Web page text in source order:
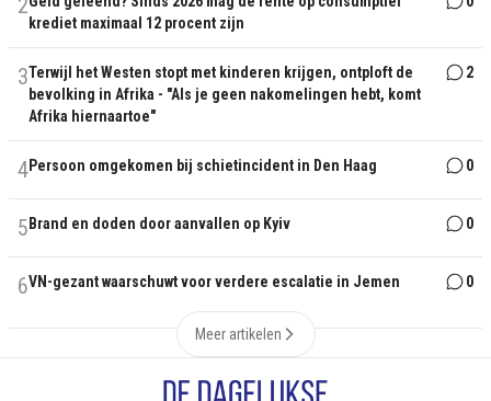
2
krediet maximaal 12 procent zijn
3Terwijl het Westen stopt met kinderen krijgen, ontploft de
bevolking in Afrika - "Als je geen nakomelingen hebt, komt
Afrika hiernaartoe"
2
4Persoon omgekomen bij schietincident in Den Haag 0
5 Brand en doden door aanvallen op Kyiv 0
6VN-gezant waarschuwt voor verdere escalatie in Jemen 0
Meer artikelen